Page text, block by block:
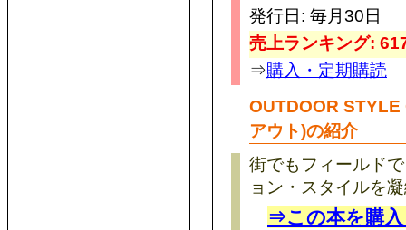
発行日: 毎月30日
売上ランキング:
⇒購入・定期購読
OUTDOOR STYLE
アウト)の紹介
街でもフィールド
ョン・スタイルを
⇒この本を購